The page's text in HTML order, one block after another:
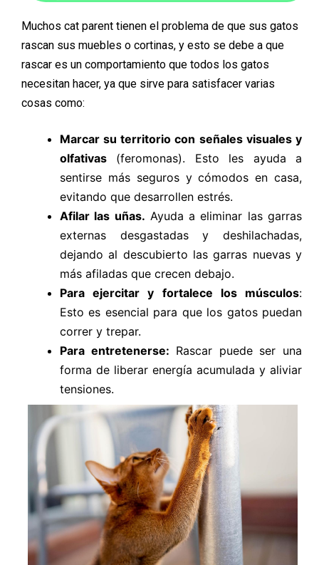
Muchos cat parent tienen el problema de que sus gatos
rascan sus muebles o cortinas, y esto se debe a que
rascar es un comportamiento que todos los gatos
necesitan hacer, ya que sirve para satisfacer varias
cosas como:
Marcar su territorio con señales visuales y
olfativas(feromonas). Esto les ayuda a
sentirse más seguros y cómodos en casa,
evitando que desarrollen estrés.
Afilar las uñas. Ayuda a eliminar las garras
externas desgastadas y deshilachadas,
dejando al descubierto las garras nuevas y
más afiladas que crecen debajo.
Para ejercitar y fortalece los músculos:
Esto es esencial para que los gatos puedan
correr y trepar.
Para entretenerse: Rascar puede ser una
forma de liberar energía acumulada y aliviar
tensiones.